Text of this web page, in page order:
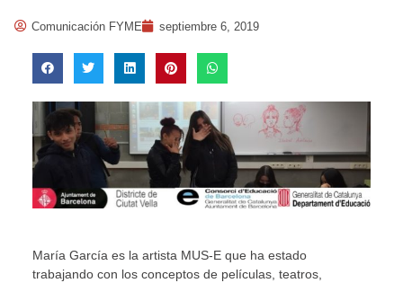
Comunicación FYME septiembre 6, 2019
María García es la artista MUS-E que ha estado
trabajando con los conceptos de películas, teatros,